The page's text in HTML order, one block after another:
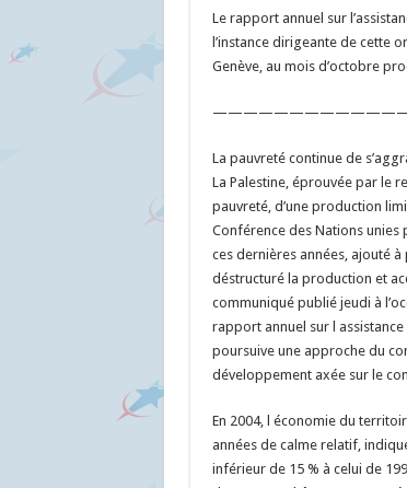
Le rapport annuel sur
l’instance dirigeante de cette
Genève, au mois d’octobre
La pauvreté continue de
La Palestine, éprouvée par le
pauvreté, d’une production
Conférence des Nations unies
ces dernières années, ajouté
déstructuré la production et
communiqué publié jeudi à
rapport annuel sur l assistance
poursuive une approche du
développement axée sur le
En 2004, l économie du
années de calme relatif,
inférieur de 15 % à celui de